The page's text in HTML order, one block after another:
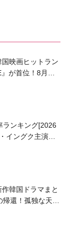
国映画ヒットラン
が首位！8月公
ランキング[2026
イングク主演の
作韓国ドラマまと
還！孤独な天才